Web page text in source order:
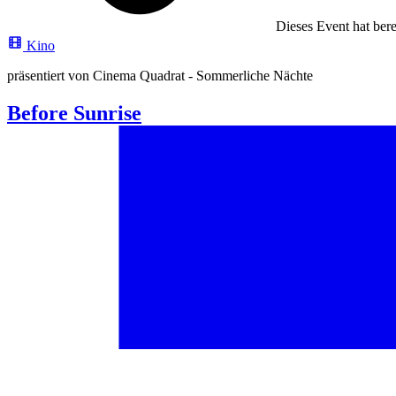
Dieses Event hat
Kino
präsentiert von Cinema Quadrat - Sommerliche Nächte
Before Sunrise